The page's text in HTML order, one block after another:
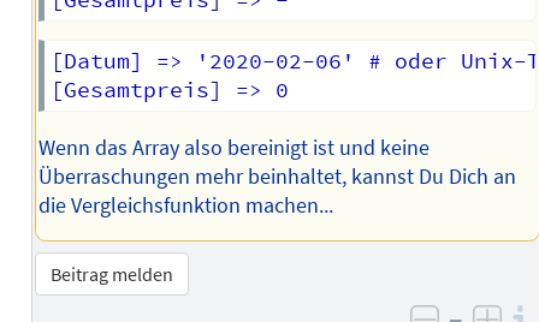
[Datum] => '2020-02-06' # oder
Wenn das Array also bereinigt ist und keine
Überraschungen mehr beinhaltet, kannst Du Dich an
die Vergleichsfunktion machen...
Beitrag melden